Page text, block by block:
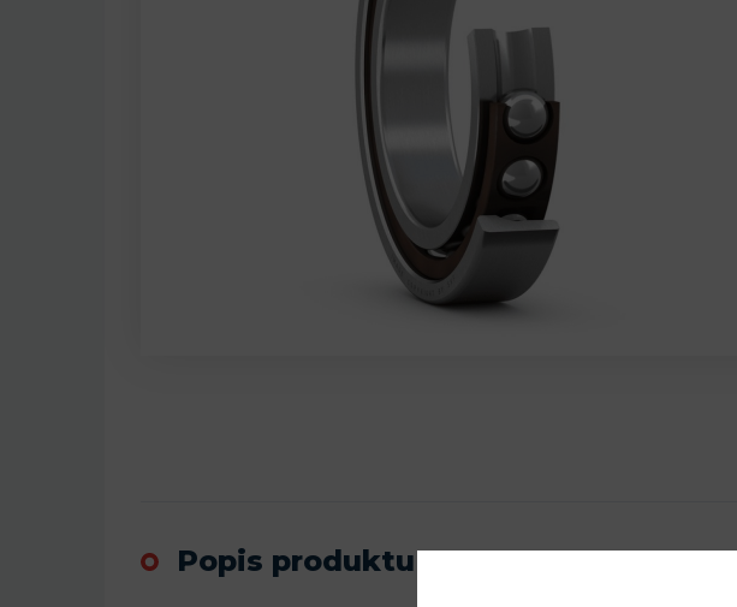
Popis produktu